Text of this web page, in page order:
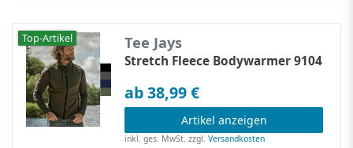
Top-Artikel Tee Jays
Stretch Fleece Bodywarmer 9104
ab 38,99 €
Artikel anzeigen
inkl. ges. MwSt. zzgl.Versandkosten